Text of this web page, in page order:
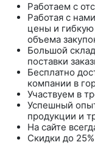
Работаем с
Работая с
цены и гибкую
объема
Большой
поставки
Бесплатно
компании в
Участвуем в
Успешный
продукции и
На сайте
Скидки до